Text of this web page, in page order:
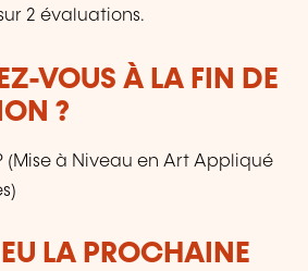
2 évaluations.
VOUS À LA FIN DE
?
(Mise à Niveau en Art Appliqué
LA PROCHAINE